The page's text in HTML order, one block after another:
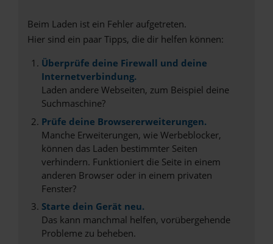
Beim Laden ist ein Fehler aufgetreten.
Hier sind ein paar Tipps, die dir helfen können:
Überprüfe deine Firewall und deine
Internetverbindung.
Laden andere Webseiten, zum Beispiel deine
Suchmaschine?
Prüfe deine Browsererweiterungen.
Manche Erweiterungen, wie Werbeblocker,
können das Laden bestimmter Seiten
verhindern. Funktioniert die Seite in einem
anderen Browser oder in einem privaten
Fenster?
Starte dein Gerät neu.
Das kann manchmal helfen, vorübergehende
Probleme zu beheben.